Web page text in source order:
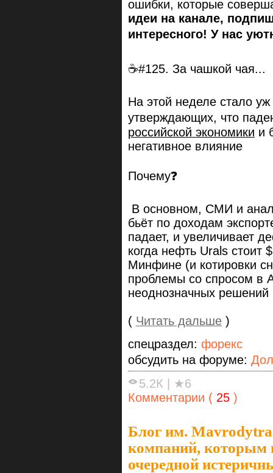
ошибки, которые
идеи на канале,
интересного! У нас
☕#125. За чашкой чая...
На этой неделе стало
утверждающих, что
российской экономики и
негативное влияние
Почему❓
В основном, СМИ и
бьёт по доходам
падает, и увеличивает
когда нефть Urals стоит
Минфине (и котировки
проблемы со спросом в
неоднозначных
( Читать дальше )
спецраздел: форекс
обсудить на форуме:
5.2К
★6
Комментарии ( 25 )
Блог им.
компаний, которым
очередной